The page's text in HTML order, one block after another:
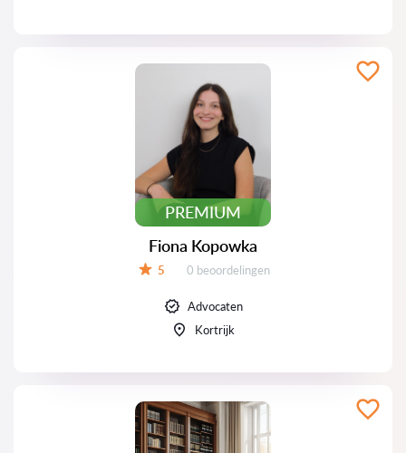
PREMIUM
Fiona Kopowka
5 Beoordelingen:
0 beoordelingen
Advocaten
Kortrijk